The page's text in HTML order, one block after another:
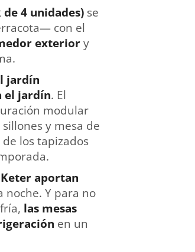
4 unidades) se
con el
exteriory
jardín
el jardín. El
modular
y mesa de
los tapizados
aportan
noche. Y para no
las mesas
en un